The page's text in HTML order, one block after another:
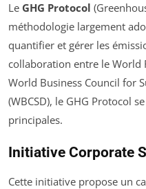
Le GHG Protocol
méthodologie largement
quantifier et gérer les
collaboration entre le World
World Business Council for
(WBCSD), le GHG Protocol
principales.
Initiative Corporate
Cette initiative propose un